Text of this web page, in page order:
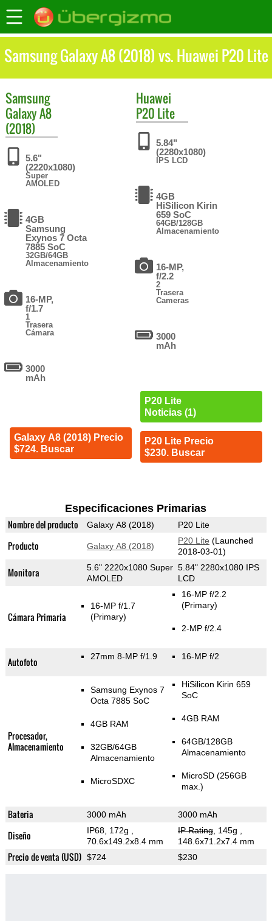
Samsung Galaxy A8 (2018) vs. Huawei P20 Lite
Samsung
Galaxy A8
(2018)
5.6"
(2220x1080)
Super
AMOLED
4GB
Samsung
Exynos 7 Octa
7885 SoC
32GB/64GB
Almacenamiento
16-MP,
f/1.7
1
Trasera
Cámara
3000
mAh
Galaxy A8 (2018) Precio
$724. Buscar
Huawei
P20 Lite
5.84"
(2280x1080)
IPS LCD
4GB
HiSilicon Kirin
659 SoC
64GB/128GB
Almacenamiento
16-MP,
f/2.2
2
Trasera
Cameras
3000
mAh
P20 Lite
Noticias (1)
P20 Lite Precio
$230. Buscar
Especificaciones Primarias
Nombre del producto Galaxy A8 (2018) P20 Lite
Producto Galaxy A8 (2018)
P20 Lite (Launched
2018-03-01)
Monitora
5.6" 2220x1080 Super
AMOLED
5.84" 2280x1080 IPS
LCD
Cámara Primaria
16-MP f/1.7
(Primary)
16-MP f/2.2
(Primary)
2-MP f/2.4
Autofoto 27mm 8-MP f/1.9 16-MP f/2
Procesador,
Almacenamiento
Samsung Exynos 7
Octa 7885 SoC
4GB RAM
32GB/64GB
Almacenamiento
MicroSDXC
HiSilicon Kirin 659
SoC
4GB RAM
64GB/128GB
Almacenamiento
MicroSD (256GB
max.)
Bateria 3000 mAh 3000 mAh
Diseño IP68, 172g
70.6x149.2x8.4 mm
IP Rating, 145g
148.6x71.2x7.4 mm
Precio de venta (USD) $724 $230